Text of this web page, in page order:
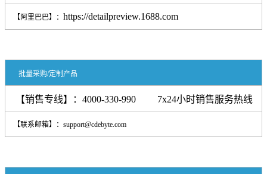
【阿里巴巴】： https://detailpreview.1688.com
批量采购/定制产品
【销售专线】：4000-330-990 7x24小时销售服务热线
【联系邮箱】：support@cdebyte.com